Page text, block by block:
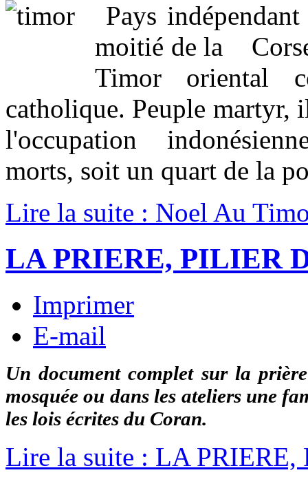
Pays
moitié de la
Timor
catholique. Peuple martyr,
l'occupation
morts, soit un quart de la
Lire la suite : Noel Au
LA PRIERE, PILIER
Imprimer
E-mail
Un document complet sur la
mosquée ou dans les ateliers une
les lois écrites du Coran.
Lire la suite : LA